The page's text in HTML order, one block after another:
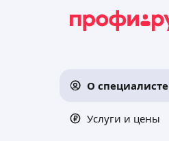
О специалисте
Услуги и цены